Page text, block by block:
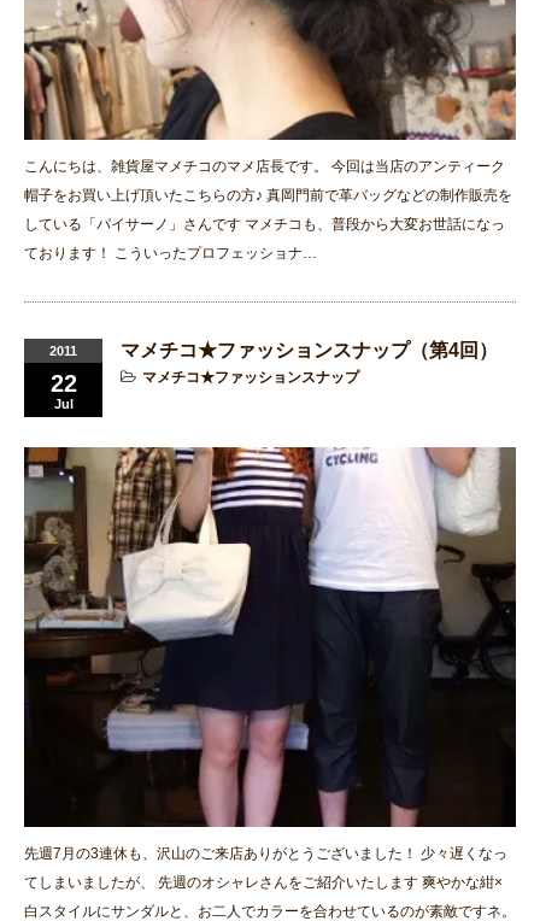
こんにちは、雑貨屋マメチコのマメ店長です。 今回は当店のアンティーク
帽子をお買い上げ頂いたこちらの方♪ 真岡門前で革バッグなどの制作販売を
している「パイサーノ」さんです マメチコも、普段から大変お世話になっ
ております！ こういったプロフェッショナ…
2011
22
Jul
マメチコ★ファッションスナップ（第4回）
マメチコ★ファッションスナップ
先週7月の3連休も、沢山のご来店ありがとうございました！ 少々遅くなっ
てしまいましたが、 先週のオシャレさんをご紹介いたします 爽やかな紺×
白スタイルにサンダルと、お二人でカラーを合わせているのが素敵ですネ。